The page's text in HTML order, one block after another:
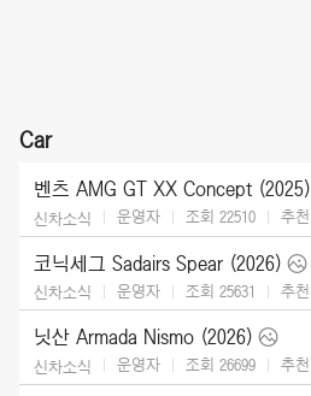
Car
벤츠 AMG GT XX Concept (2025)
신차소식 운영자 조회 22510 추천
코닉세그 Sadairs Spear (2026)
신차소식 운영자 조회 25631 추천
닛산 Armada Nismo (2026)
신차소식 운영자 조회 26699 추천